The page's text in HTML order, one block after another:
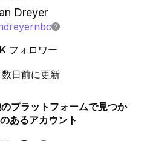
Dreyer
フォロワー
日前に更新
プラットフォームで見つか
あるアカウント